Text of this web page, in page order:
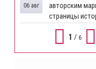
авторским
страницы
06 авг
1 / 6